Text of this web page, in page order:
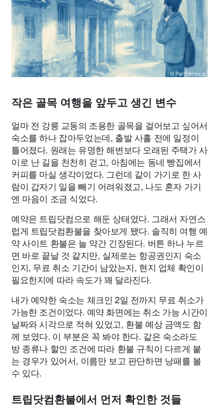
작은 골목 여행을 앞두고 생긴 변수
얼마 전 강릉 교동의 조용한 골목을 걸어보고 싶어서
숙소를 하나 잡아두었는데, 출발 사흘 전에 일정이
틀어졌다. 원래는 유명한 해변보다 오래된 주택가 사
이로 난 길을 천천히 걷고, 아침에는 동네 빵집에서
커피를 마실 생각이었다. 그런데 같이 가기로 한 사
람이 갑자기 일을 빼기 어려워졌고, 나도 혼자 가기
엔 마음이 조금 식었다.
예약은 트립닷컴으로 해둔 상태였다. 그래서 자연스
럽게 트립닷컴환불을 찾아보게 됐다. 솔직히 여행 예
약 사이트 환불은 늘 약간 긴장된다. 버튼 하나 누르
면 바로 끝날 것 같지만, 실제로는 항공권인지 숙소
인지, 무료 취소 기간이 남았는지, 현지 업체 확인이
필요한지에 따라 속도가 꽤 달라진다.
내가 예약한 숙소는 체크인 2일 전까지 무료 취소가
가능한 조건이었다. 예약 화면에는 취소 가능 시간이
날짜와 시각으로 적혀 있었고, 환불 예상 금액도 함
께 보였다. 이 부분은 꼭 봐야 한다. 같은 숙소라도
방 종류나 할인 조건에 따라 환불 규칙이 다르게 붙
는 경우가 있어서, 이름만 보고 판단하면 낭패를 볼
수 있다.
트립닷컴환불에서 먼저 확인한 것들